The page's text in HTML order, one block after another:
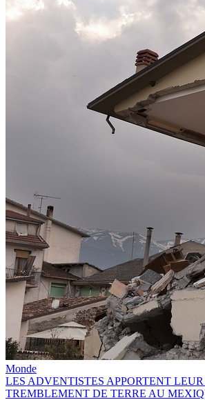
Monde
LES ADVENTISTES APPORTENT
TREMBLEMENT DE TERRE AU